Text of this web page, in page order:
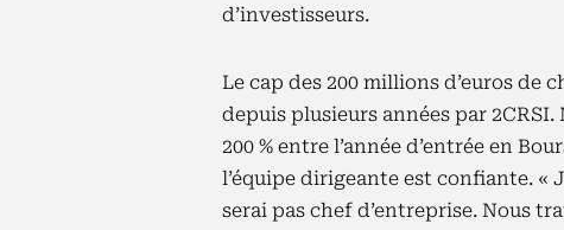
d’investisseurs.
Le cap des 200 millions d’euros de
depuis plusieurs années par
200 % entre l’année d’entrée en
l’équipe dirigeante est confiante. «
serai pas chef d’entreprise. Nous